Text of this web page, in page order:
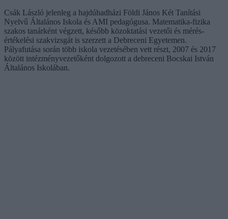
Csák László jelenleg a hajdúhadházi Földi János Két Tanítási
Nyelvű Általános Iskola és AMI pedagógusa. Matematika-fizika
szakos tanárként végzett, később közoktatási vezetői és mérés-
értékelési szakvizsgát is szerzett a Debreceni Egyetemen.
Pályafutása során több iskola vezetésében vett részt, 2007 és 2017
között intézményvezetőként dolgozott a debreceni Bocskai István
Általános Iskolában.